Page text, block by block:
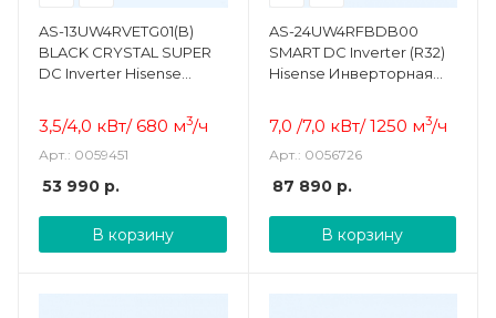
AS-13UW4RVETG01(B)
BLACK CRYSTAL SUPER
DC Inverter Hisense
система
3,5/4,0 кВт/ 680 м3/ч
Арт.: 0059451
53 990 р.
В корзину
AS-24UW4RFBDB00
SMART DC Inverter (R32)
Hisense Инверторная
7,0 /7,0 кВт/ 1250 м3/ч
Арт.: 0056726
87 890р.
В корзину